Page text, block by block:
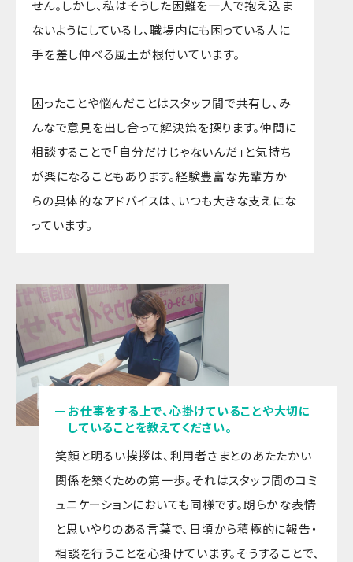
せん。しかし、私はそうした困難を一人で抱え込ま
ないようにしているし、職場内にも困っている人に
手を差し伸べる風土が根付いています。
困ったことや悩んだことはスタッフ間で共有し、み
んなで意見を出し合って解決策を探ります。仲間に
相談することで「自分だけじゃないんだ」と気持ち
が楽になることもあります。経験豊富な先輩方か
らの具体的なアドバイスは、いつも大きな支えにな
っています。
お仕事をする上で、心掛けていることや大切に
していることを教えてください。
笑顔と明るい挨拶は、利用者さまとのあたたかい
関係を築くための第一歩。それはスタッフ間のコミ
ュニケーションにおいても同様です。朗らかな表情
と思いやりのある言葉で、日頃から積極的に報告・
相談を行うことを心掛けています。そうすることで、